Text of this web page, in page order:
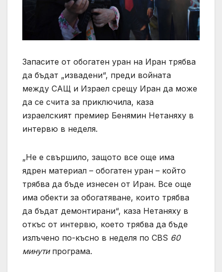
Запасите от обогатен уран на Иран трябва
да бъдат „извадени“, преди войната
между САЩ и Израел срещу Иран да може
да се счита за приключила, каза
израелският премиер Бенямин Нетаняху в
интервю в неделя.
„Не е свършило, защото все още има
ядрен материал – обогатен уран – който
трябва да бъде изнесен от Иран. Все още
има обекти за обогатяване, които трябва
да бъдат демонтирани“, каза Нетаняху в
откъс от интервю, което трябва да бъде
излъчено по-късно в неделя по CBS 60
минутипрограма.